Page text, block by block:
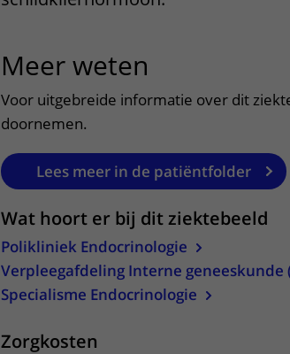
Wijzigen patiëntgegevens
Meer weten
Voor uitgebreide informatie over dit
doornemen.
Lees meer in de patiëntfolder
Wat hoort er bij dit ziektebeeld
Polikliniek Endocrinologie
Verpleegafdeling Interne geneeskunde
Specialisme Endocrinologie
Zorgkosten